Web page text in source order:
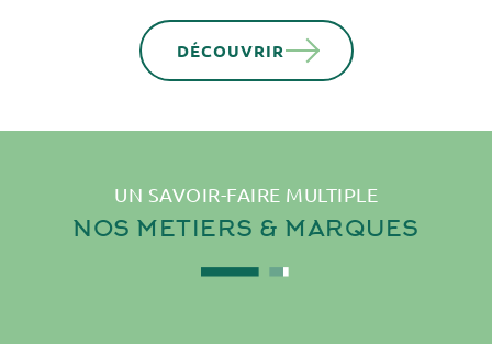
DÉCOUVRIR
UN SAVOIR-FAIRE MULTIPLE
NOS METIERS & MARQUES